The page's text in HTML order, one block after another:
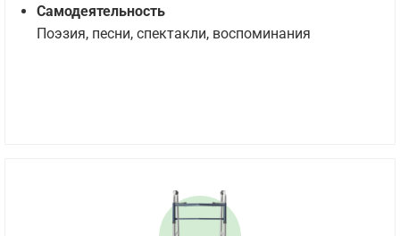
Самодеятельность
Поэзия, песни, спектакли, воспоминания